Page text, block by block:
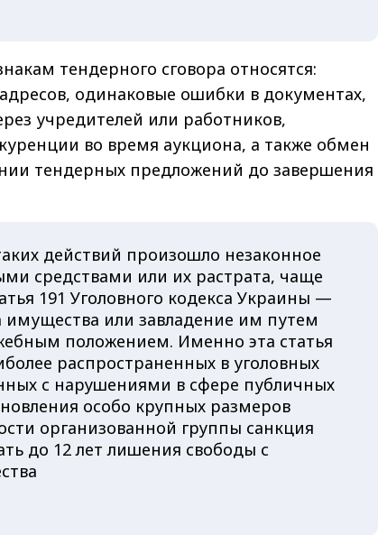
тендерного сговора относятся:
одинаковые ошибки в документах,
учредителей или работников,
во время аукциона, а также обмен
тендерных предложений до завершения
действий произошло незаконное
средствами или их растрата, чаще
191 Уголовного кодекса Украины —
имущества или завладение им путем
положением. Именно эта статья
распространенных в уголовных
с нарушениями в сфере публичных
особо крупных размеров
организованной группы санкция
до 12 лет лишения свободы с